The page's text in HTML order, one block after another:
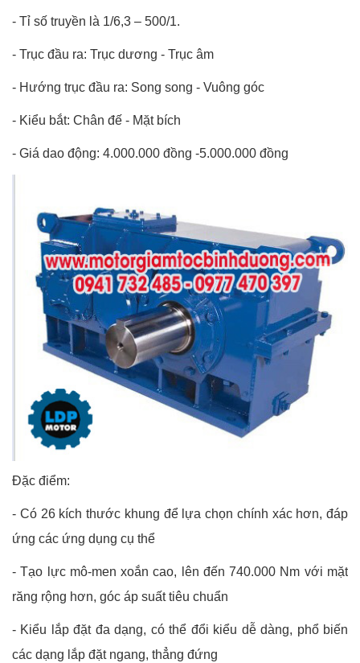
- Tỉ số truyền là 1/6,3 – 500/1.
- Trục đầu ra: Trục dương - Trục âm
- Hướng trục đầu ra: Song song - Vuông góc
- Kiểu bắt: Chân đế - Mặt bích
- Giá dao động: 4.000.000 đồng -5.000.000 đồng
Đặc điểm:
- Có 26 kích thước khung để lựa chọn chính xác hơn, đáp
ứng các ứng dụng cụ thể
-Tạo lực mô-men xoắn cao, lên đến 740.000 Nm với mặt
răng rộng hơn, góc áp suất tiêu chuẩn
- Kiểu lắp đặt đa dạng, có thể đổi kiểu dễ dàng, phổ biến
các dạng lắp đặt ngang, thẳng đứng